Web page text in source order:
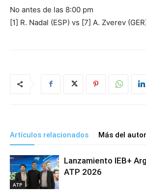
No antes de las 8:00 pm
[1] R. Nadal (ESP) vs [7] A. Zverev
Artículos relacionados Más del autor
ATP
Lanzamiento IEB+
ATP 2026